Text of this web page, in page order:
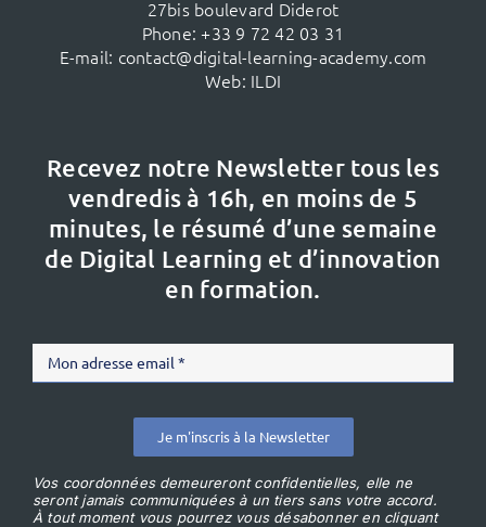
27bis boulevard Diderot
Phone: +33 9 72 42 03 31
E-mail: contact@digital-learning-academy.com
Web: ILDI
Recevez notre Newsletter tous les
vendredis à 16h, en moins de 5
minutes, le résumé d’une semaine
de Digital Learning et d’innovation
en formation.
Je m'inscris à la Newsletter
Vos coordonnées demeureront confidentielles, elle ne
seront jamais communiquées à un tiers sans votre accord.
À tout moment vous pourrez vous désabonner en cliquant